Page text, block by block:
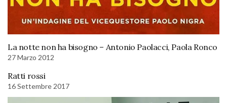
La notte non ha bisogno – Antonio Paolacci, Paola Ronco
27 Marzo 2012
Ratti rossi
16 Settembre 2017